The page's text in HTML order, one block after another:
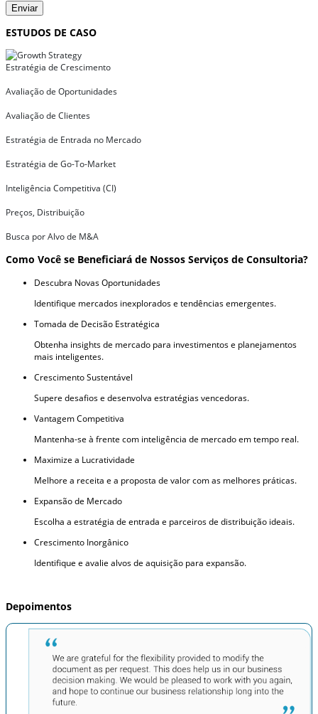
Enviar
ESTUDOS DE CASO
Estratégia de Crescimento
Avaliação de Oportunidades
Avaliação de Clientes
Estratégia de Entrada no Mercado
Estratégia de Go-To-Market
Inteligência Competitiva (CI)
Preços, Distribuição
Busca por Alvo de M&A
Como Você se Beneficiará de Nossos Serviços de Consultoria?
Descubra Novas Oportunidades
Identifique mercados inexplorados e tendências emergentes.
Tomada de Decisão Estratégica
Obtenha insights de mercado para investimentos e planejamentos
mais inteligentes.
Crescimento Sustentável
Supere desafios e desenvolva estratégias vencedoras.
Vantagem Competitiva
Mantenha-se à frente com inteligência de mercado em tempo real.
Maximize a Lucratividade
Melhore a receita e a proposta de valor com as melhores práticas.
Expansão de Mercado
Escolha a estratégia de entrada e parceiros de distribuição ideais.
Crescimento Inorgânico
Identifique e avalie alvos de aquisição para expansão.
Depoimentos